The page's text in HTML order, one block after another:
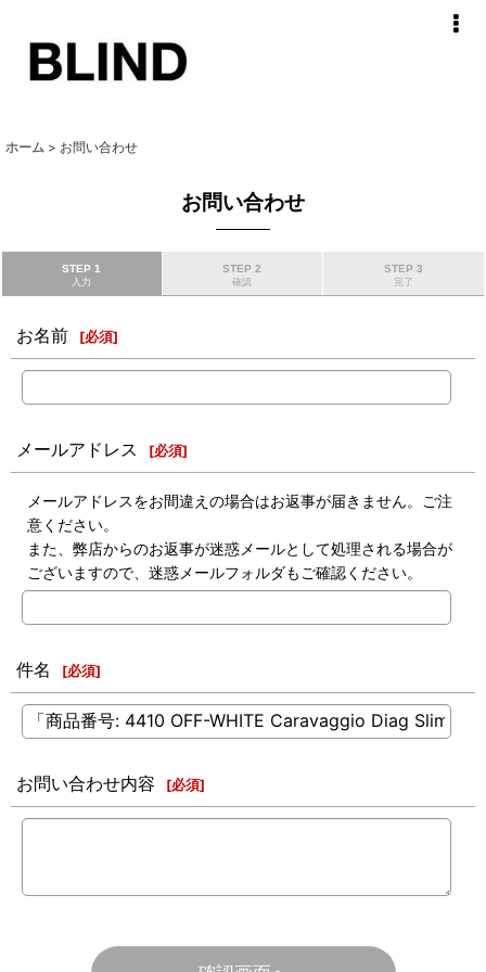
ホーム > お問い合わせ
お問い合わせ
STEP 1
入力
STEP 2
確認
STEP 3
完了
お名前 [必須]
メールアドレス [必須]
メールアドレスをお間違えの場合はお返事が届きません。ご注
意ください。
また、弊店からのお返事が迷惑メールとして処理される場合が
ございますので、迷惑メールフォルダもご確認ください。
件名 [必須]
お問い合わせ内容 [必須]